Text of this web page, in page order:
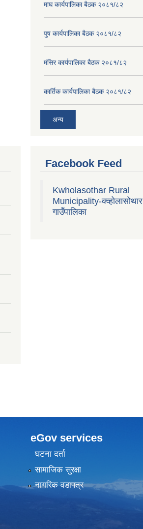
माघ कार्यपालिका बैठक २०८१/८२
पुष कार्यपालिका बैठक २०८१/८२
मंसिर कार्यपालिका बैठक २०८१/८२
कार्तिक कार्यपालिका बैठक २०८१/८२
अन्य
Facebook Feed
Kwholasothar Rural
Municipality-क्व्होलासोथार
गाउँपालिका
eGov services
घटना दर्ता
सामाजिक सुरक्षा
नागरिक वडापत्र